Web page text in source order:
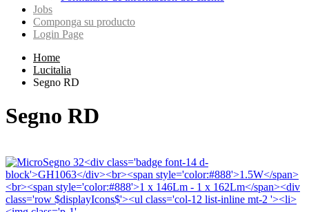
Jobs
Componga su producto
Login Page
Home
Lucitalia
Segno RD
Segno RD